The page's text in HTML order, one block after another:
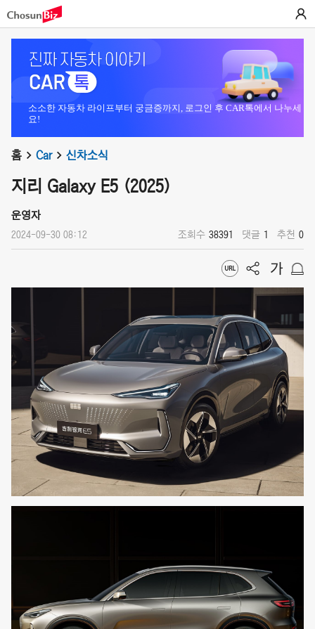
소소한 자동차 라이프부터 궁금증까지, 로그인 후 CAR톡에서 나누세
요!
홈 Car 신차소식
지리 Galaxy E5 (2025)
운영자
2024-09-30 08:12 조회수 38391 댓글 1 추천 0